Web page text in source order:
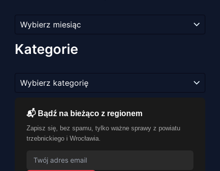
artykułów
Kategorie
📬 Bądź na bieżąco z regionem
Zapisz się, bez spamu, tylko ważne sprawy z powiatu
trzebnickiego i Wrocławia.